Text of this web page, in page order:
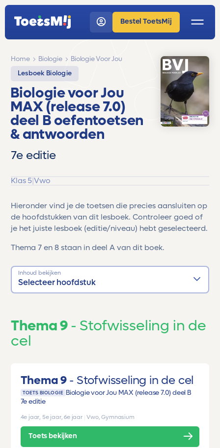
Bestel ToetsMij
Home Biologie
Biologie Voor Jou
Lesboek Biologie
Biologie voor Jou
MAX (release 7.0)
deel B oefentoetsen
& antwoorden
7e editie
Klas 5|Vwo
Hieronder vind je de toetsen die precies aansluiten op
de hoofdstukken van dit lesboek. Controleer goed of
je het juiste lesboek (editie/niveau) hebt geselecteerd.
Thema 7 en 8 staan in deel A van dit boek.
Inhoud bekijken
Selecteer hoofdstuk
Thema 9
Stofwisseling in de
cel
Thema 9 Stofwisseling in de cel
TOETS BIOLOGIE Biologie voor Jou MAX (release 7.0) deel B
7e editie
4e jaar, 5e jaar, 6e jaar Vwo, Gymnasium
Toets bekijken